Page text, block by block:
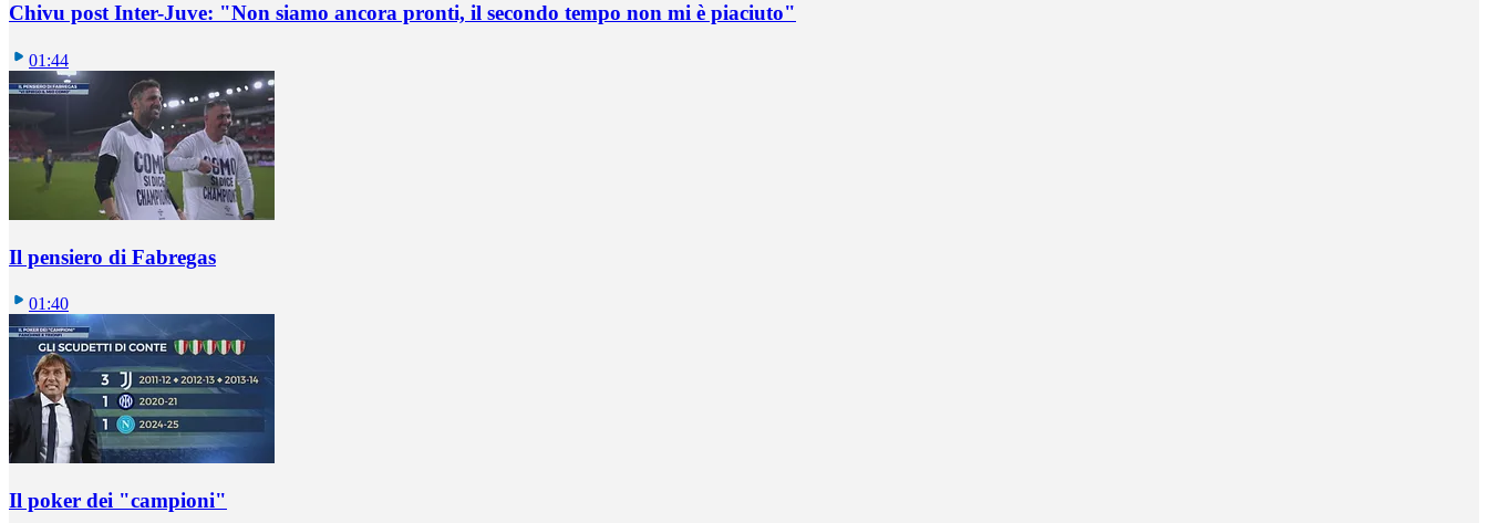
Chivu post Inter-Juve: "Non siamo ancora pronti, il secondo tempo non mi è piaciuto"
01:44
Il pensiero di Fabregas
01:40
Il poker dei "campioni"